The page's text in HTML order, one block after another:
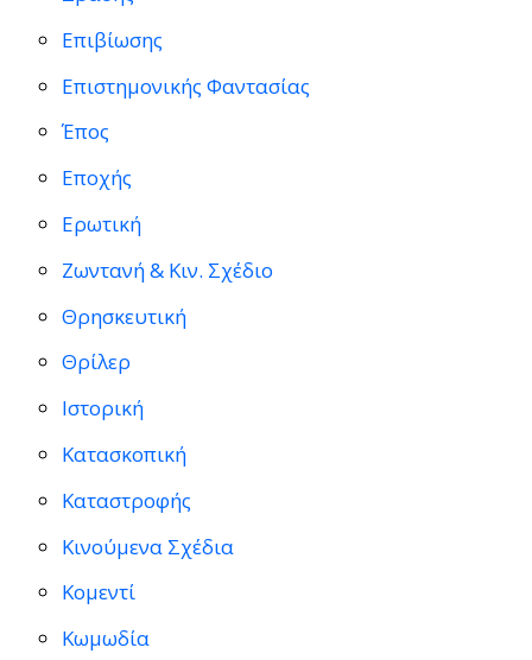
Επιβίωσης
Επιστημονικής Φαντασίας
Έπος
Εποχής
Ερωτική
Ζωντανή & Κιν. Σχέδιο
Θρησκευτική
Θρίλερ
Ιστορική
Κατασκοπική
Καταστροφής
Κινούμενα Σχέδια
Κομεντί
Κωμωδία